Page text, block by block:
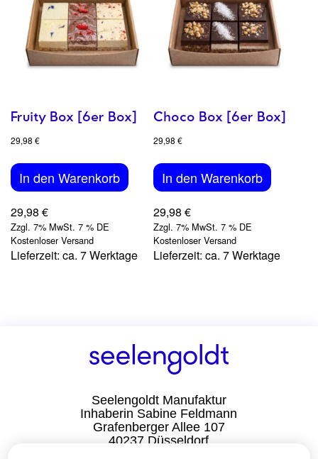
Fruity Box [6er Box]
29,98 €
In den Warenkorb
29,98 €
Zzgl. 7% MwSt. 7 % DE
Kostenloser Versand
Lieferzeit: ca. 7 Werktage
Choco Box [6er Box]
29,98 €
In den Warenkorb
29,98 €
Zzgl. 7% MwSt. 7 % DE
Kostenloser Versand
Lieferzeit: ca. 7 Werktage
Seelengoldt Manufaktur
Inhaberin Sabine Feldmann
Grafenberger Allee 107
40237 Düsseldorf